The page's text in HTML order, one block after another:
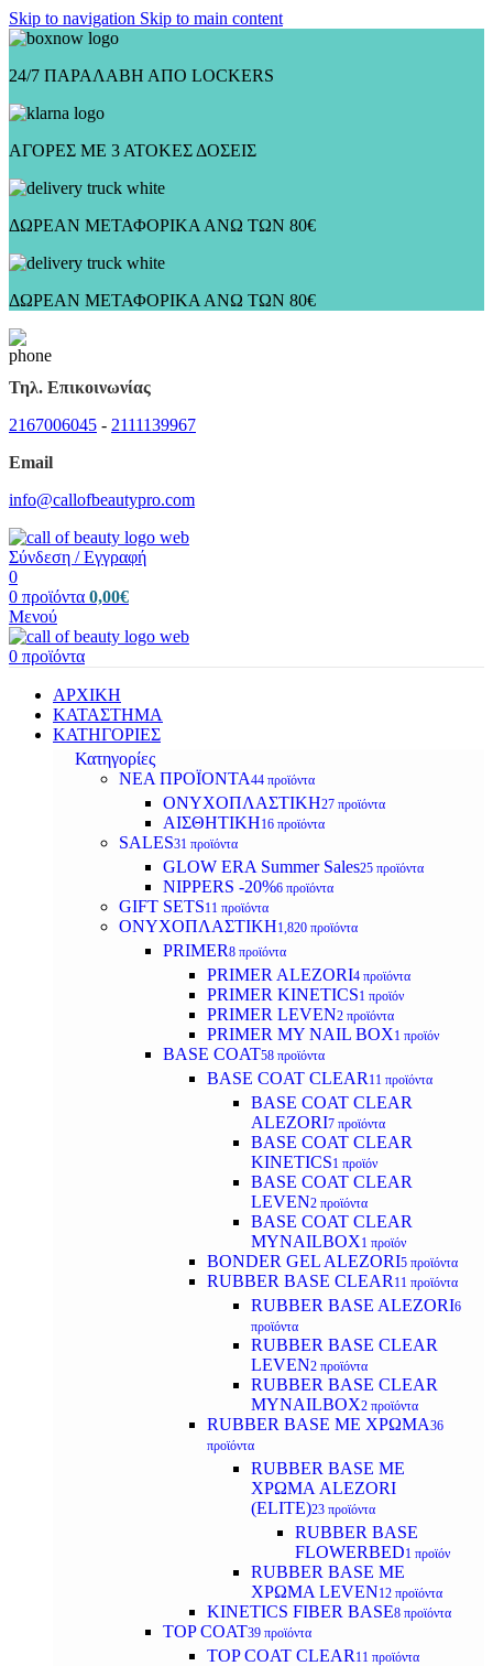
Skip to navigation Skip to main content
24/7 ΠΑΡΑΛΑΒΗ ΑΠΟ LOCKERS
ΑΓΟΡΕΣ ΜΕ 3 ΑΤΟΚΕΣ ΔΟΣΕΙΣ
ΔΩΡΕΑΝ ΜΕΤΑΦΟΡΙΚΑ ΑΝΩ ΤΩΝ 80€
ΔΩΡΕΑΝ ΜΕΤΑΦΟΡΙΚΑ ΑΝΩ ΤΩΝ 80€
Τηλ. Επικοινωνίας
2167006045 - 2111139967
Email
info@callofbeautypro.com
Σύνδεση / Εγγραφή
0
0 προϊόντα 0,00€
Μενού
0 προϊόντα
ΑΡΧΙΚΗ
ΚΑΤΑΣΤΗΜΑ
ΚΑΤΗΓΟΡΙΕΣ
Κατηγορίες
ΝΕΑ ΠΡΟΪΟΝΤΑ44 προϊόντα
ΟΝΥΧΟΠΛΑΣΤΙΚΗ27 προϊόντα
ΑΙΣΘΗΤΙΚΗ16 προϊόντα
SALES31 προϊόντα
GLOW ERA Summer Sales25 προϊόντα
NIPPERS -20%6 προϊόντα
GIFT SETS11 προϊόντα
ΟΝΥΧΟΠΛΑΣΤΙΚΗ1,820 προϊόντα
PRIMER8 προϊόντα
PRIMER ALEZORI4 προϊόντα
PRIMER KINETICS1 προϊόν
PRIMER LEVEN2 προϊόντα
PRIMER MY NAIL BOX1 προϊόν
BASE COAT58 προϊόντα
BASE COAT CLEAR 11 προϊόντα
BASE COAT CLEAR
ALEZORI7 προϊόντα
BASE COAT CLEAR
KINETICS1 προϊόν
BASE COAT CLEAR
LEVEN2 προϊόντα
BASE COAT CLEAR
MYNAILBOX1 προϊόν
BONDER GEL ALEZORI5 προϊόντα
RUBBER BASE CLEAR 11 προϊόντα
RUBBER BASE ALEZORI6
προϊόντα
RUBBER BASE CLEAR
LEVEN2 προϊόντα
RUBBER BASE CLEAR
MYNAILBOX2 προϊόντα
RUBBER BASE ΜΕ ΧΡΩΜΑ36
προϊόντα
RUBBER BASE ΜΕ
ΧΡΩΜΑ ALEZORI
(ELITE)23 προϊόντα
RUBBER BASE
FLOWERBED1 προϊόν
RUBBER BASE ΜΕ
ΧΡΩΜΑ LEVEN12 προϊόντα
KINETICS FIBER BASE8 προϊόντα
TOP COAT39 προϊόντα
TOP COAT CLEAR 11 προϊόντα